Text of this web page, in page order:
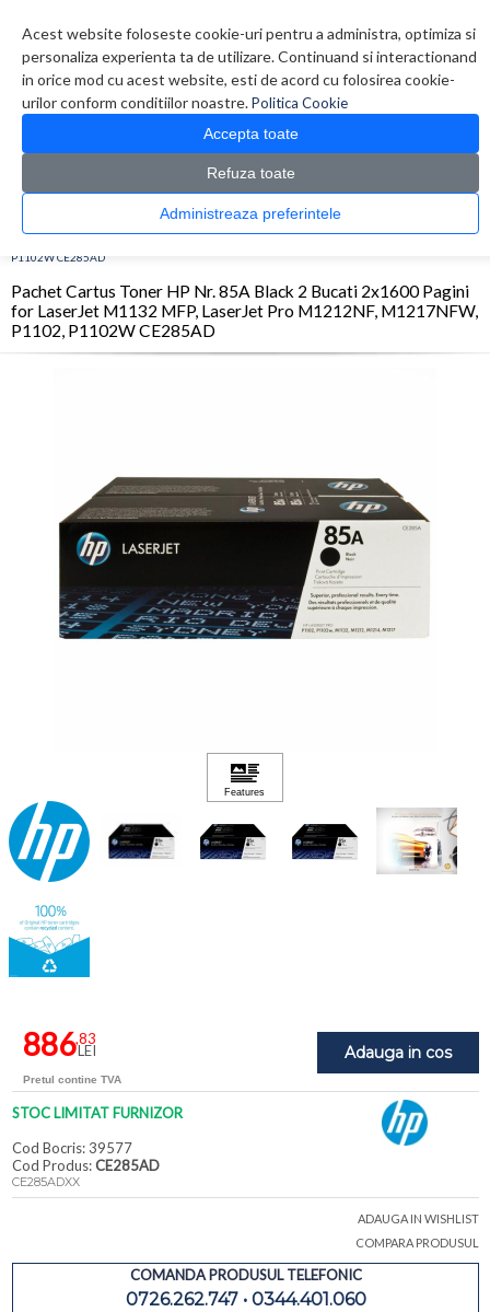
Acest website foloseste cookie-uri pentru a administra, optimiza si
personaliza experienta ta de utilizare. Continuand si interactionand
in orice mod cu acest website, esti de acord cu folosirea cookie-
urilor conform conditiilor noastre.Politica Cookie
Accepta toate
Refuza toate
Administreaza preferintele
0 produs(e)
CATALOG PRODUSE
Consumabile originale > Toner > Pachet Cartus Toner HP Nr. 85A Black
P1102W CE285AD
Pachet Cartus Toner HP Nr. 85A Black 2 Bucati 2x1600 Pagini
for LaserJet M1132 MFP, LaserJet Pro M1212NF, M1217NFW,
P1102, P1102W CE285AD
Adauga in cos
886,83
LEI
Pretul contine TVA
STOC LIMITAT FURNIZOR
Cod Bocris: 39577
Cod Produs:CE285AD
CE285ADXX
ADAUGA IN WISHLIST
COMPARA PRODUSUL
COMANDA PRODUSUL TELEFONIC
0726.262.747 • 0344.401.060